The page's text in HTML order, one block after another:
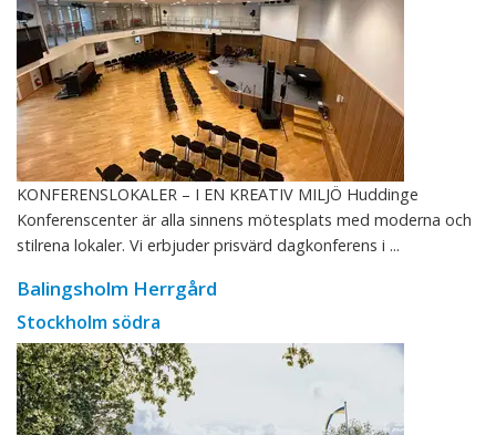
KONFERENSLOKALER – I EN KREATIV MILJÖ Huddinge
Konferenscenter är alla sinnens mötesplats med moderna och
stilrena lokaler. Vi erbjuder prisvärd dagkonferens i ...
Balingsholm Herrgård
Stockholm södra